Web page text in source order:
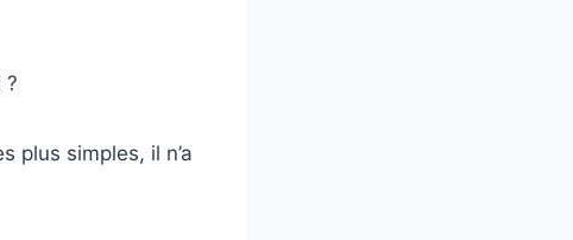
?
plus simples, il n’a